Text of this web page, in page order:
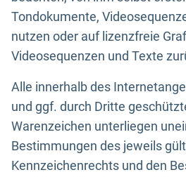
Tondokumente,
nutzen oder auf lizenzfreie
Videosequenzen und Texte
Alle innerhalb des
und ggf. durch Dritte
Warenzeichen unterliegen
Bestimmungen des jeweils
Kennzeichenrechts und den